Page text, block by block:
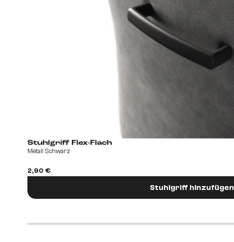
Stuhlgriff Flex-Flach
Metall Schwarz
2,90 €
Stuhlgriff hinzufügen